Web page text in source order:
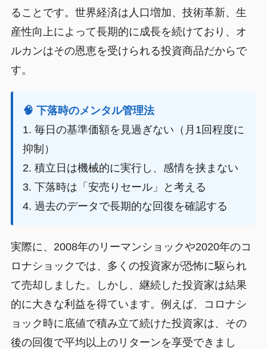
ることです。世界経済は人口増加、技術革新、生
産性向上によって長期的に成長を続けており、オ
ルカンはその恩恵を受けられる投資商品だからで
す。
🧠 下落時のメンタル管理法
1. 毎日の基準価額を見過ぎない（月1回程度に
抑制）
2. 積立日は機械的に実行し、感情を挟まない
3. 下落時は「安売りセール」と考える
4. 過去のデータで長期的な回復を確認する
実際に、2008年のリーマンショックや2020年のコ
ロナショックでは、多くの投資家が恐怖に駆られ
て売却しました。しかし、継続した投資家は結果
的に大きな利益を得ています。例えば、コロナシ
ョック時に底値で積み立て続けた投資家は、その
後の回復で平均以上のリターンを享受できまし